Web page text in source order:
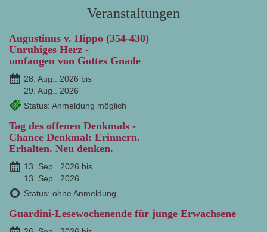
Veranstaltungen
Augustinus v. Hippo (354-430)
Unruhiges Herz -
umfangen von Gottes Gnade
28. Aug.. 2026 bis
29. Aug.. 2026
Status: Anmeldung möglich
Tag des offenen Denkmals -
Chance Denkmal: Erinnern.
Erhalten. Neu denken.
13. Sep.. 2026 bis
13. Sep.. 2026
Status: ohne Anmeldung
Guardini-Lesewochenende für junge Erwachsene